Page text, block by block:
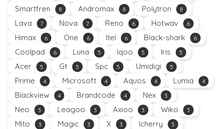
Smartfren 8 Andromax 8 Polytron 8
Lava 7 Nova 7 Reno 6 Hotwav 6
Himax 6 One 6 Itel 6 Black-shark 6
Coolpad 6 Luna 5 Iqoo 5 Iris 5
Acer 5 Gt 5 Spc 5 Umidigi 5
Prime 4 Microsoft 4 Aquos 4 Lumia 4
Blackview 4 Brandcode 4 Nex 3
Neo 3 Leagoo 3 Axioo 3 Wiko 3
Mito 3 Magic 3 X 3 Icherry 3